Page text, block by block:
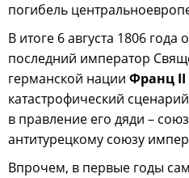
погибель
В итоге 6 августа 1806 года
последний император
германской нации Франц II
катастрофический
в правление его дяди –
антитурецкому союзу
Впрочем, в первые годы